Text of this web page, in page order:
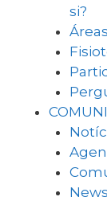
si?